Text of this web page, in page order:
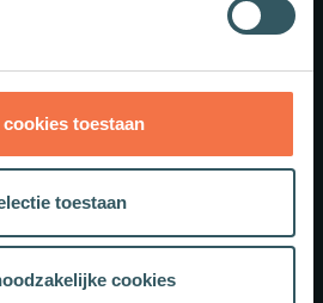
cookies toestaan
toestaan
cookies